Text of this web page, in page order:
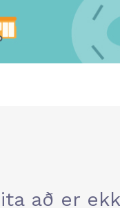
að er